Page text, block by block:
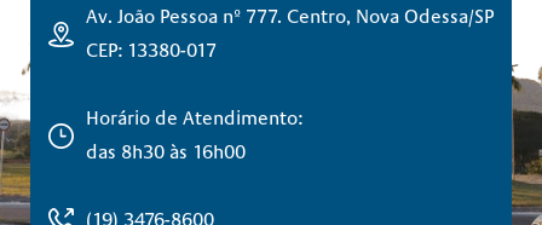
Av. João Pessoa nº 777. Centro, Nova Odessa/SP
CEP: 13380-017
Horário de Atendimento:
das 8h30 às 16h00